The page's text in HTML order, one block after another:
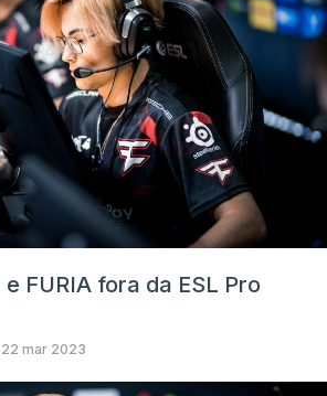
FURIA fora da ESL Pro
22 mar 2023